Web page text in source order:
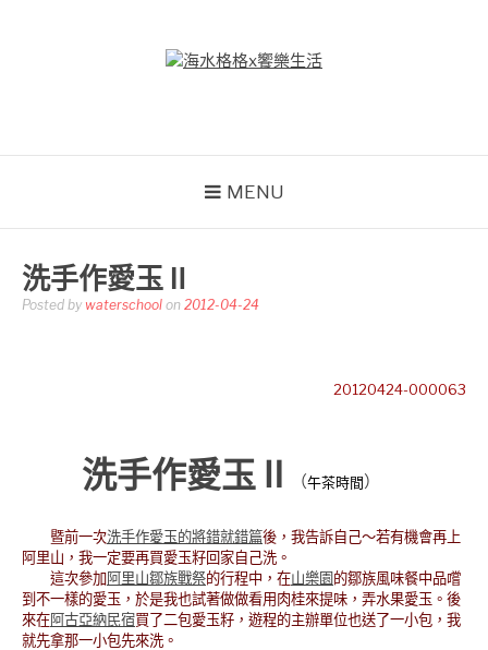
MENU
洗手作愛玉Ⅱ
Posted by waterschool on 2012-04-24
20120424-000063
洗手作愛玉Ⅱ （午茶時間）
暨前一次洗手作愛玉的將錯就錯篇後，我告訴自己～若有機會再上
阿里山，我一定要再買愛玉籽回家自己洗。
這次參加阿里山鄒族戰祭的行程中，在山樂園的鄒族風味餐中品嚐
到不一樣的愛玉，於是我也試著做做看用肉桂來提味，弄水果愛玉。後
來在阿古亞納民宿買了二包愛玉籽，遊程的主辦單位也送了一小包，我
就先拿那一小包先來洗。